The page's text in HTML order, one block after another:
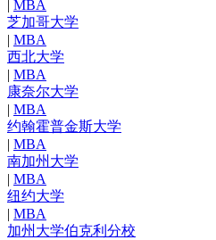
| MBA
芝加哥大学
| MBA
西北大学
| MBA
康奈尔大学
| MBA
约翰霍普金斯大学
| MBA
南加州大学
| MBA
纽约大学
| MBA
加州大学伯克利分校